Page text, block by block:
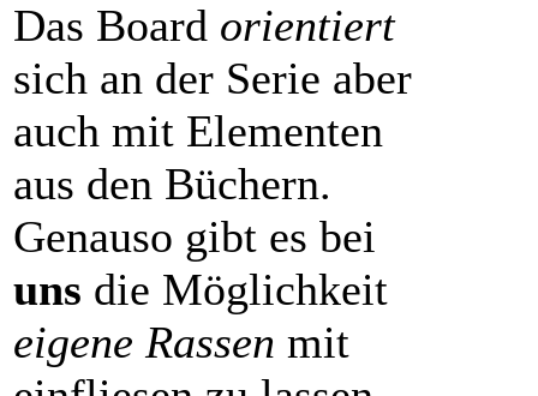
Das Board orientiert
sich an der Serie aber
auch mit Elementen
aus den Büchern.
Genauso gibt es bei
uns die Möglichkeit
eigene Rassen mit